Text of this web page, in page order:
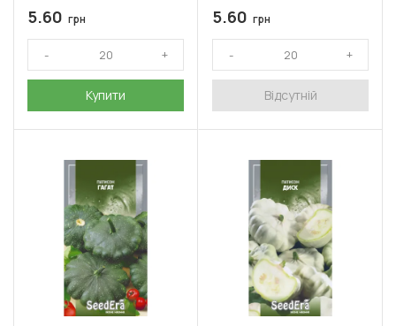
5.60 грн
Купити
5.60 грн
Відсутній